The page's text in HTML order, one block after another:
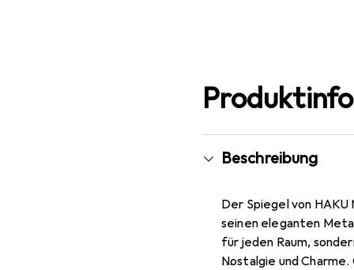
Beschreibung
Der Spiegel von
seinen eleganten
für jeden Raum,
Nostalgie und